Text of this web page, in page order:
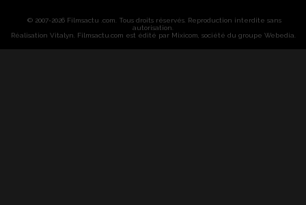
© 2007-2026 Filmsactu .com. Tous droits réservés. Reproduction interdite sans
autorisation.
Réalisation Vitalyn . Filmsactu .com est édité par Mixicom, société du groupe Webedia.